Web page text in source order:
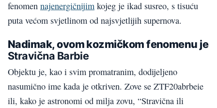
fenomen najenergičnijim kojeg je ikad susreo, s tisuću
puta većom svjetlinom od najsvjetlijih supernova.
Nadimak, ovom kozmičkom fenomenu je
Stravična Barbie
Objektu je, kao i svim promatranim, dodijeljeno
nasumično ime kada je otkriven. Zove se ZTF20abrbeie
ili, kako je astronomi od milja zovu, “Stravična ili